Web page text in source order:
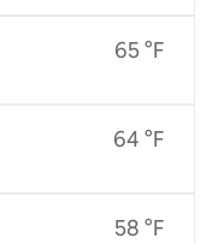
65 °F
64 °F
58 °F